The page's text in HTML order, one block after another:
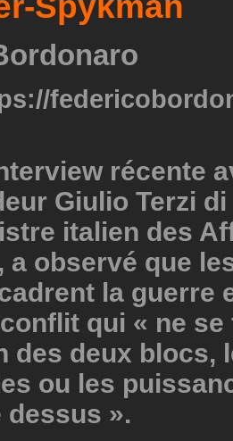
récente
Giulio Terzi
italien des
a observé que
la guerre
qui « ne
des deux blocs,
ou les
dessus ».